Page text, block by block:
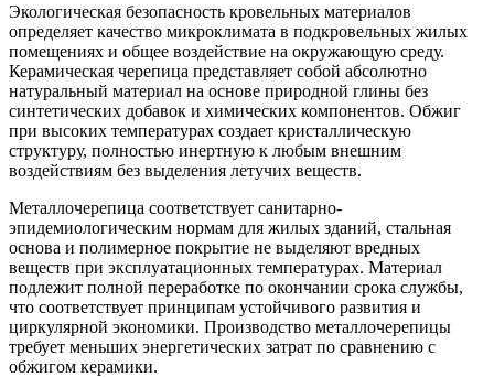
Экологическая безопасность кровельных материалов
определяет качество микроклимата в подкровельных жилых
помещениях и общее воздействие на окружающую среду.
Керамическая черепица представляет собой абсолютно
натуральный материал на основе природной глины без
синтетических добавок и химических компонентов. Обжиг
при высоких температурах создает кристаллическую
структуру, полностью инертную к любым внешним
воздействиям без выделения летучих веществ.
Металлочерепица соответствует санитарно-
эпидемиологическим нормам для жилых зданий, стальная
основа и полимерное покрытие не выделяют вредных
веществ при эксплуатационных температурах. Материал
подлежит полной переработке по окончании срока службы,
что соответствует принципам устойчивого развития и
циркулярной экономики. Производство металлочерепицы
требует меньших энергетических затрат по сравнению с
обжигом керамики.